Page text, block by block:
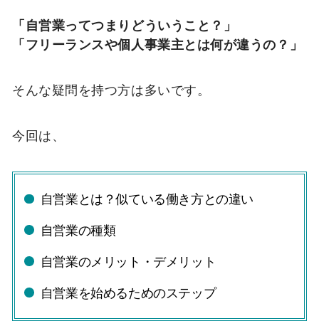
「自営業ってつまりどういうこと？」
「フリーランスや個人事業主とは何が違うの？」
そんな疑問を持つ方は多いです。
今回は、
自営業とは？似ている働き方との違い
自営業の種類
自営業のメリット・デメリット
自営業を始めるためのステップ